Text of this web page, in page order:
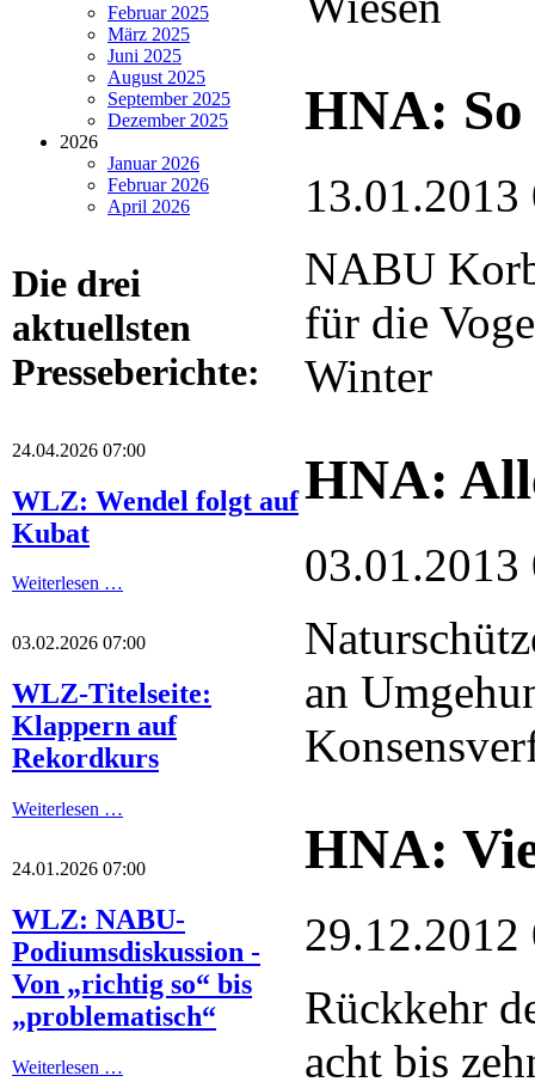
Februar 2025
März 2025
Juni 2025
August 2025
September 2025
Dezember 2025
2026
Januar 2026
Februar 2026
April 2026
Die drei
aktuellsten
Presseberichte:
24.04.2026 07:00
WLZ: Wendel folgt auf
Kubat
Weiterlesen …
03.02.2026 07:00
WLZ-Titelseite:
Klappern auf
Rekordkurs
Weiterlesen …
24.01.2026 07:00
WLZ: NABU-
Podiumsdiskussion -
Von „richtig so“ bis
„problematisch“
Weiterlesen …
HNA:
13.01.2013
NABU
für die
Winter
HNA:
03.01.2013
an
HNA:
29.12.2012
Rückkehr
acht bis